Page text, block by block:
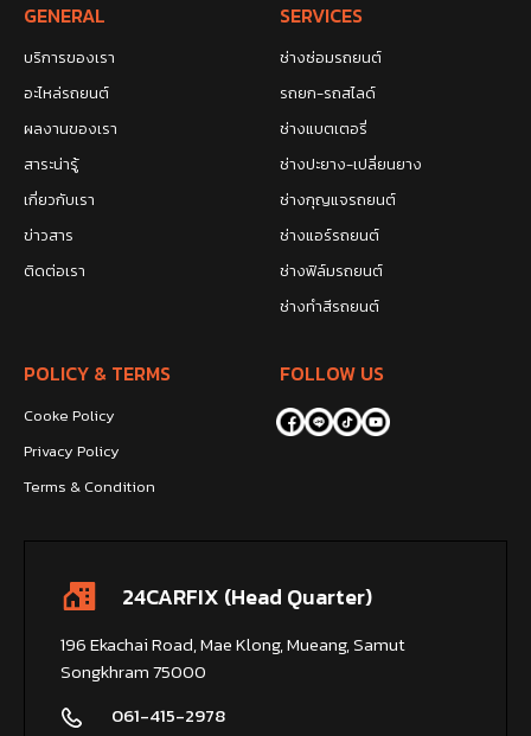
GENERAL
บริการของเรา
อะไหล่รถยนต์
ผลงานของเรา
สาระน่ารู้
เกี่ยวกับเรา
ข่าวสาร
ติดต่อเรา
SERVICES
ช่างซ่อมรถยนต์
รถยก-รถสไลด์
ช่างแบตเตอรี่
ช่างปะยาง-เปลี่ยนยาง
ช่างกุญแจรถยนต์
ช่างแอร์รถยนต์
ช่างฟิล์มรถยนต์
ช่างทำสีรถยนต์
POLICY & TERMS
Cooke Policy
Privacy Policy
Terms & Condition
FOLLOW US
24CARFIX (Head Quarter)
196 Ekachai Road, Mae Klong, Mueang, Samut
Songkhram 75000
061-415-2978